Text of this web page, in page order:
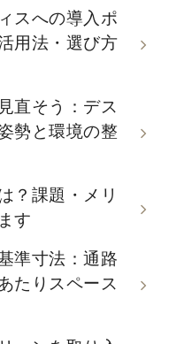
スへの導入ポ
用法・選び方
直そう：デス
勢と環境の整
？課題・メリ
す
準寸法：通路
たりスペース